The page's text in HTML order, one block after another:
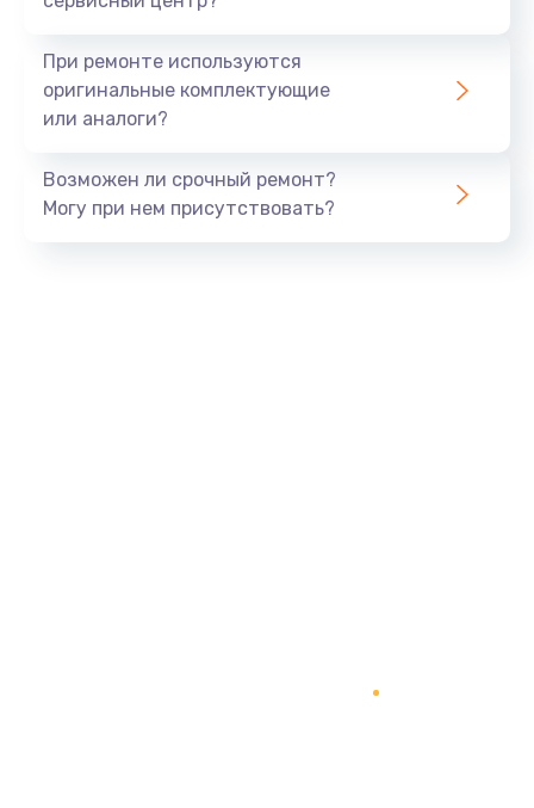
1530 руб.
Замена шлейфа матрицы
При ремонте используются
оригинальные комплектующие
или аналоги?
Возможен ли срочный ремонт?
Могу при нем присутствовать?